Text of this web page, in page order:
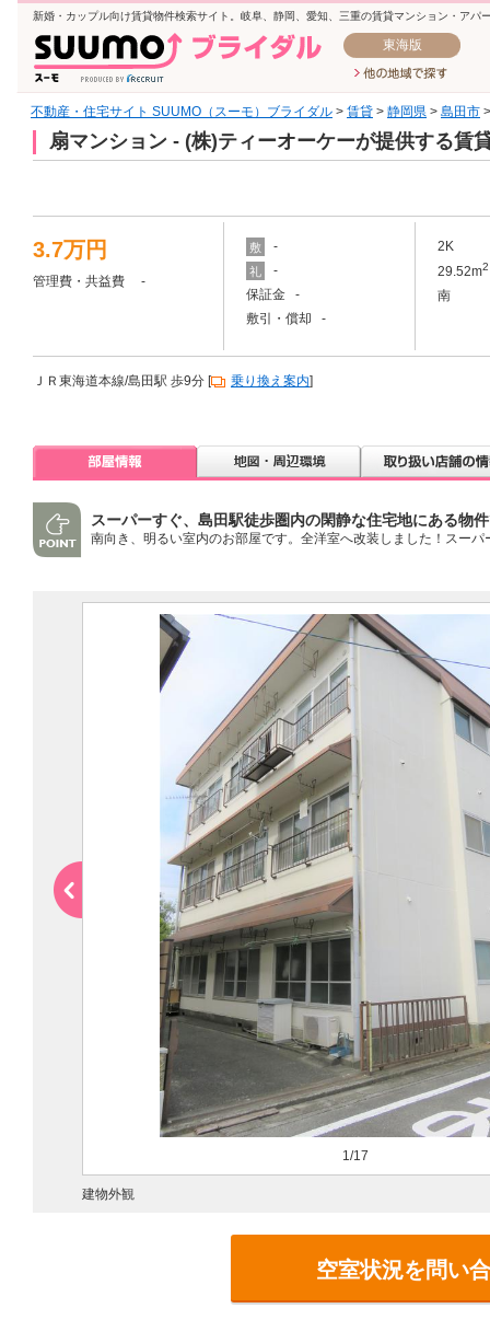
新婚・カップル向け賃貸物件検索サイト。岐阜、静岡、愛知、三重の賃貸マンション・アパ
東海版
不動産・住宅サイト SUUMO（スーモ）ブライダル > 賃貸 > 静岡県 > 島田市
扇マンション - (株)ティーオーケーが提供する賃
3.7万円
管理費・共益費 -
敷 -
礼
-
保証金 -
敷引・償却 -
2K
29.52m2
南
ＪＲ東海道本線/島田駅 歩9分 [ 乗り換え案内]
スーパーすぐ、島田駅徒歩圏内の閑静な住宅地にある物
南向き、明るい室内のお部屋です。全洋室へ改装しました！スー
1/17
建物外観
空室状況を問い